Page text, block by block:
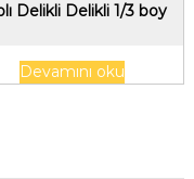
Delikli Delikli 1/3 boy
Devamını oku